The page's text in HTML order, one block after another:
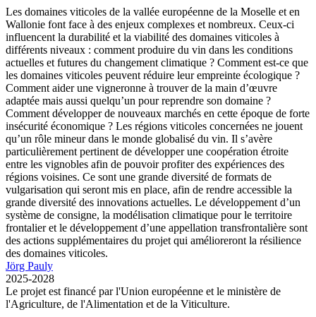
Les domaines viticoles de la vallée européenne de la Moselle et en
Wallonie font face à des enjeux complexes et nombreux. Ceux-ci
influencent la durabilité et la viabilité des domaines viticoles à
différents niveaux : comment produire du vin dans les conditions
actuelles et futures du changement climatique ? Comment est-ce que
les domaines viticoles peuvent réduire leur empreinte écologique ?
Comment aider une vigneronne à trouver de la main d’œuvre
adaptée mais aussi quelqu’un pour reprendre son domaine ?
Comment développer de nouveaux marchés en cette époque de forte
insécurité économique ? Les régions viticoles concernées ne jouent
qu’un rôle mineur dans le monde globalisé du vin. Il s’avère
particulièrement pertinent de développer une coopération étroite
entre les vignobles afin de pouvoir profiter des expériences des
régions voisines. Ce sont une grande diversité de formats de
vulgarisation qui seront mis en place, afin de rendre accessible la
grande diversité des innovations actuelles. Le développement d’un
système de consigne, la modélisation climatique pour le territoire
frontalier et le développement d’une appellation transfrontalière sont
des actions supplémentaires du projet qui amélioreront la résilience
des domaines viticoles.
Jörg Pauly
2025-2028
Le projet est financé par l'Union européenne et le ministère de
l'Agriculture, de l'Alimentation et de la Viticulture.